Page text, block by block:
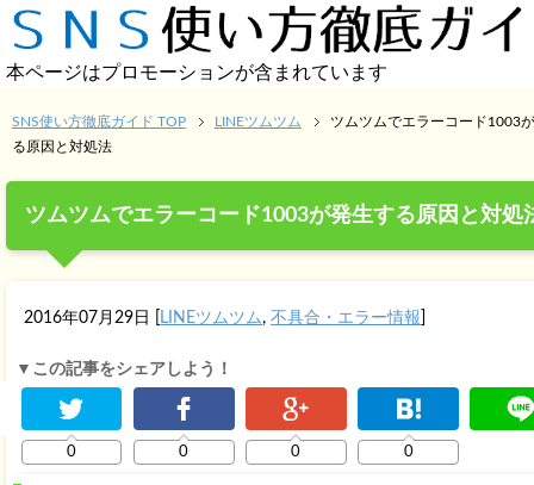
本ページはプロモーションが含まれています
SNS使い方徹底ガイド TOP LINEツムツム
ツムツムでエラーコード1003
る原因と対処法
ツムツムでエラーコード1003が発生する原因と対処
2016年07月29日 LINEツムツム ,不具合・エラー情報
▼この記事をシェアしよう！
0 0 0 0